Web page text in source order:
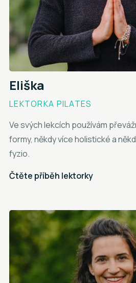
Eliška
LEKTORKA PILATES
Ve svých lekcích používám
formy, někdy více holistické a
fyzio.
Čtěte příběh lektorky